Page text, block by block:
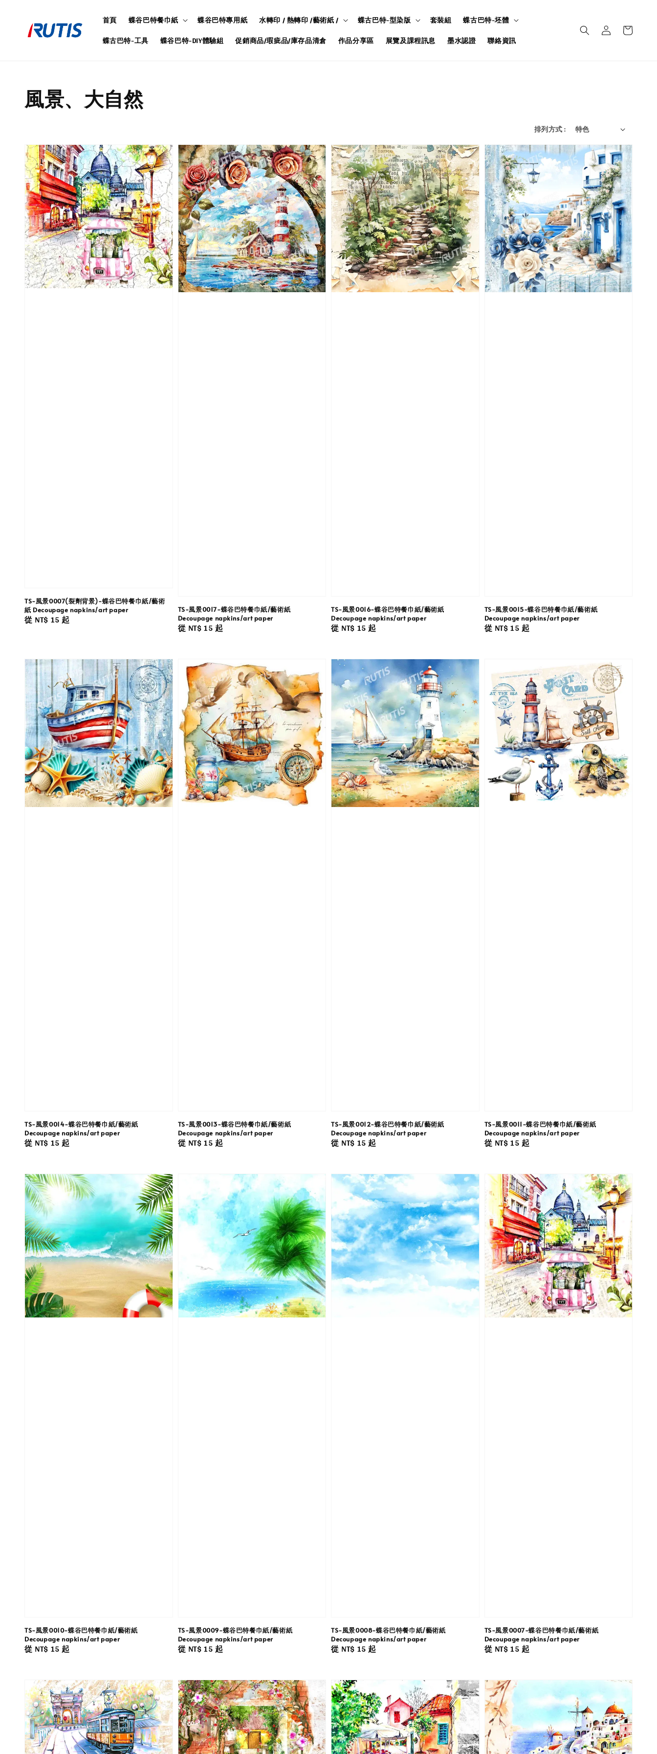
首頁 蝶谷巴特餐巾紙 蝶谷巴特專用紙 水轉印 / 熱轉印 /藝術紙 / 蝶古巴特-型染版 套裝組
蝶古巴特-坯體
蝶古巴特-工具
蝶谷巴特-DIY體驗組 促銷商品/瑕疵品/庫存品清倉 作品分享區 展覽及課程訊息 墨水認證 聯絡資訊
風景、大自然
排列方式 :
TS-風景0007(裂劑背景)-蝶谷巴特餐巾紙/藝術
紙 Decoupage napkins/art paper
Regular
從 NT$ 15起
TS-風景0017-蝶谷巴特餐巾紙/藝術紙
Decoupage napkins/art paper
Regular
從 NT$ 15起
TS-風景0016-蝶谷巴特餐巾紙/藝術紙
Decoupage napkins/art paper
Regular
從 NT$ 15起
TS-風景0015-蝶谷巴特餐巾紙/藝術紙
Decoupage napkins/art paper
Regular
從 NT$ 15起
TS-風景0014-蝶谷巴特餐巾紙/藝術紙
Decoupage napkins/art paper
Regular
從 NT$ 15起
TS-風景0013-蝶谷巴特餐巾紙/藝術紙
Decoupage napkins/art paper
Regular
從 NT$ 15起
TS-風景0012-蝶谷巴特餐巾紙/藝術紙
Decoupage napkins/art paper
Regular
從 NT$ 15起
TS-風景0011-蝶谷巴特餐巾紙/藝術紙
Decoupage napkins/art paper
Regular
從 NT$ 15起
TS-風景0010-蝶谷巴特餐巾紙/藝術紙
Decoupage napkins/art paper
Regular
從 NT$ 15起
TS-風景0009-蝶谷巴特餐巾紙/藝術紙
Decoupage napkins/art paper
Regular
從 NT$ 15起
TS-風景0008-蝶谷巴特餐巾紙/藝術紙
Decoupage napkins/art paper
Regular
從 NT$ 15起
TS-風景0007-蝶谷巴特餐巾紙/藝術紙
Decoupage napkins/art paper
Regular
從 NT$ 15起